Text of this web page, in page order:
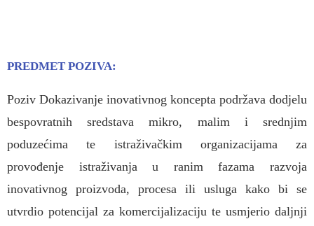
PREDMET POZIVA:
Poziv Dokazivanje inovativnog koncepta podržava dodjelu
bespovratnih sredstava mikro, malim i srednjim
poduzećima te istraživačkim organizacijama za
provođenje istraživanja u ranim fazama razvoja
inovativnog proizvoda, procesa ili usluga kako bi se
utvrdio potencijal za komercijalizaciju te usmjerio daljnji